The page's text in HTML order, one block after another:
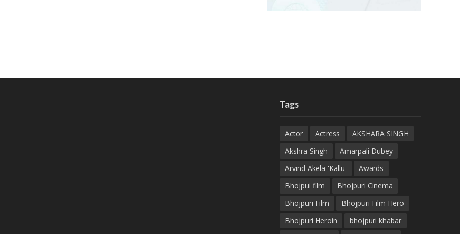
Tags
Actor Actress
AKSHARA SINGH
Akshra Singh
Amarpali Dubey
Arvind Akela 'Kallu'
Awards
Bhojpui film
Bhojpuri Cinema
Bhojpuri Film
Bhojpuri Film Hero
Bhojpuri Heroin
bhojpuri khabar